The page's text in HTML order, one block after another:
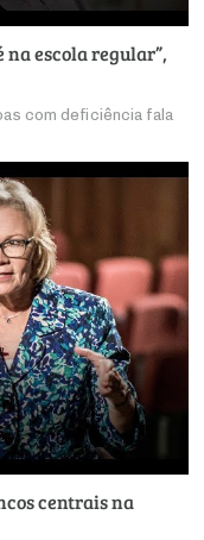
escola regular”,
com deficiência fala
centrais na